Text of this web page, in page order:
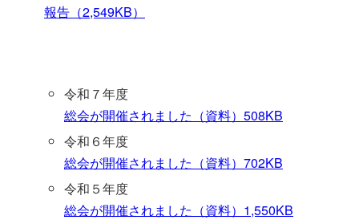
報告（2,549KB）
令和７年度
総会が開催されました（資料）508KB
令和６年度
総会が開催されました（資料）702KB
令和５年度
総会が開催されました（資料）1,550KB